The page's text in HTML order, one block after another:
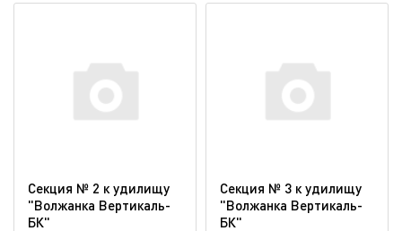
Секция № 2 к удилищу
"Волжанка Вертикаль-
БК"
Секция № 3 к удилищу
"Волжанка Вертикаль-
БК"